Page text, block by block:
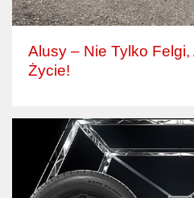
Alusy – Nie Tylko
Życie!